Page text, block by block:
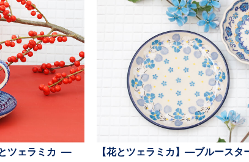
ツェラミカ — 【花とツェラミカ】—ブルース